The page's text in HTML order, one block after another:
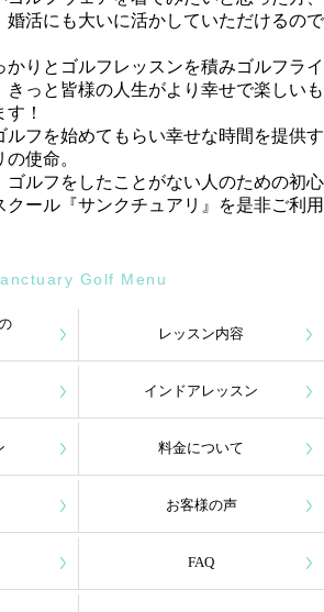
婚活にも大いに活かしていただけるので
りとゴルフレッスンを積みゴルフライ
きっと皆様の人生がより幸せで楽しいも
！
ルフを始めてもらい幸せな時間を提供す
使命。
ゴルフをしたことがない人のための初心
ール『サンクチュアリ』を是非ご利用
Golf Menu
レッスン内容
インドアレッスン
料金について
お客様の声
FAQ